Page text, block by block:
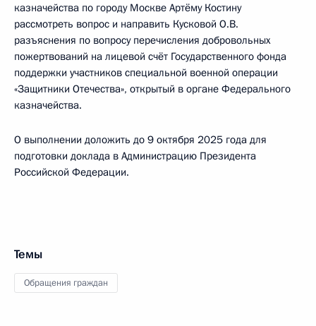
казначейства по городу Москве Артёму Костину
рассмотреть вопрос и направить Кусковой О.В.
разъяснения по вопросу перечисления добровольных
пожертвований на лицевой счёт Государственного фонда
поддержки участников специальной военной операции
«Защитники Отечества», открытый в органе Федерального
казначейства.
О выполнении доложить до 9 октября 2025 года для
подготовки доклада в Администрацию Президента
Российской Федерации.
Темы
Обращения граждан